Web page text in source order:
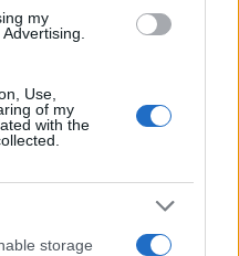
my
Use,
of my
with the
storage
εδώ
50 /50
2000 /2000